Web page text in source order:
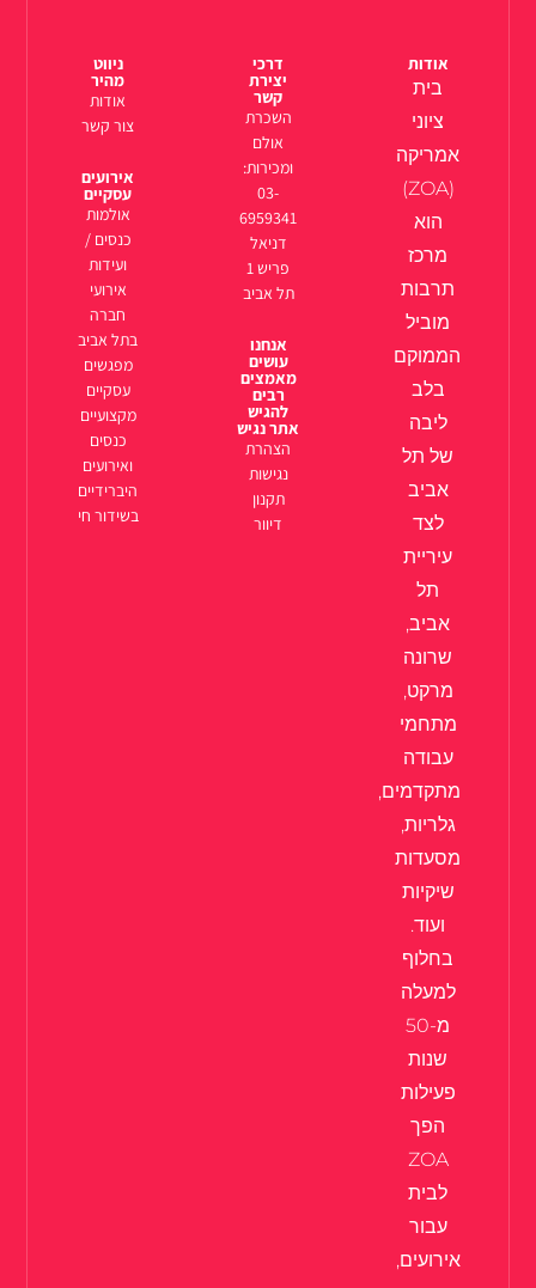
אודות
בית
ציוני
אמריקה
(ZOA)
הוא
מרכז
תרבות
מוביל
הממוקם
בלב
ליבה
של תל
אביב
לצד
עיריית
תל
אביב,
שרונה
מרקט,
מתחמי
עבודה
מתקדמים,
גלריות,
מסעדות
שיקיות
ועוד.
בחלוף
למעלה
מ-50
שנות
פעילות
הפך
ZOA
לבית
עבור
אירועים,
דרכי
יצירת
קשר
השכרת
אולם
ומכירות:
03-
6959341
דניאל
פריש 1
תל אביב
אנחנו
עושים
מאמצים
רבים
להגיש
אתר נגיש
הצהרת
נגישות
תקנון
דיוור
ניווט
מהיר
אודות
צור קשר
אירועים
עסקיים
אולמות
כנסים /
ועידות
אירועי
חברה
בתל אביב
מפגשים
עסקיים
מקצועיים
כנסים
ואירועים
היברידיים
בשידור חי